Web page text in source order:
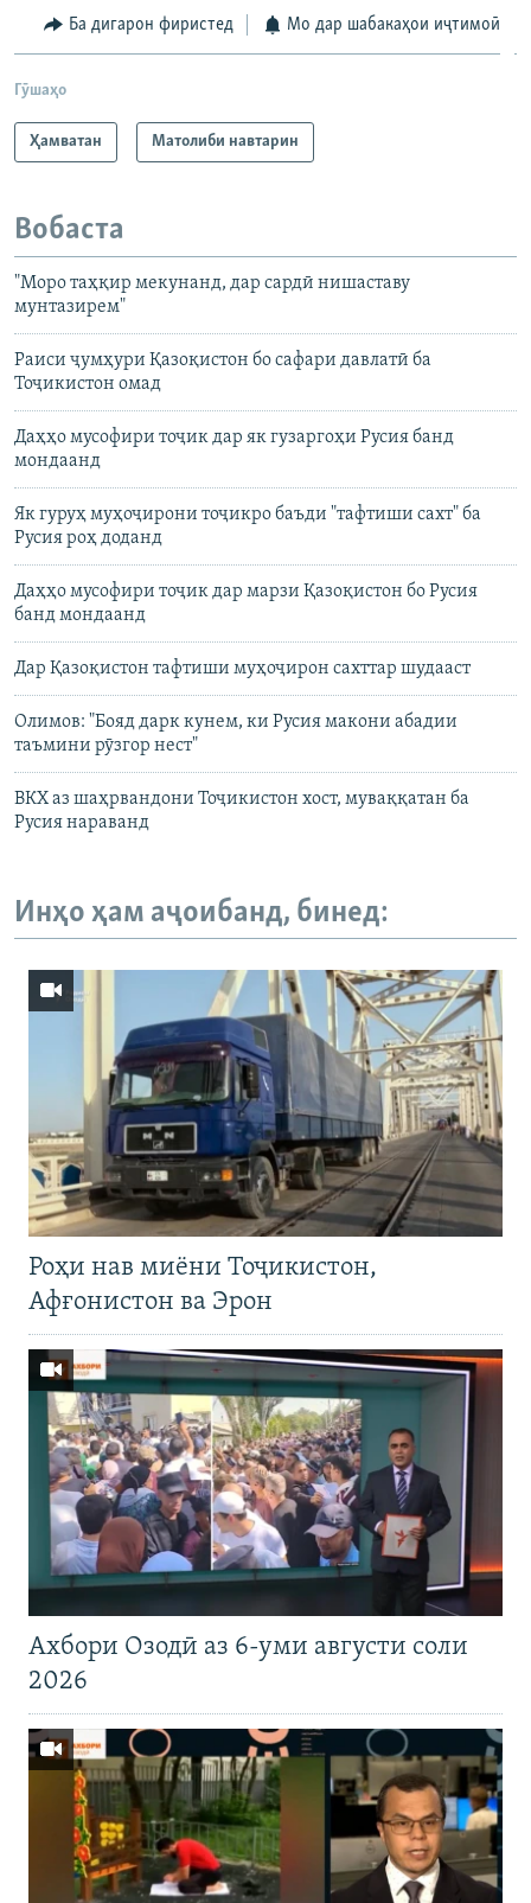
Ба дигарон фиристед Мо дар шабакаҳои иҷтимоӣ
Гӯшаҳо
Ҳамватан Матолиби навтарин
Вобаста
"Моро таҳқир мекунанд, дар сардӣ нишаставу
мунтазирем"
Раиси ҷумҳури Қазоқистон бо сафари давлатӣ ба
Тоҷикистон омад
Даҳҳо мусофири тоҷик дар як гузаргоҳи Русия банд
мондаанд
Як гуруҳ муҳоҷирони тоҷикро баъди "тафтиши сахт" ба
Русия роҳ доданд
Даҳҳо мусофири тоҷик дар марзи Қазоқистон бо Русия
банд мондаанд
Дар Қазоқистон тафтиши муҳоҷирон сахттар шудааст
Олимов: "Бояд дарк кунем, ки Русия макони абадии
таъмини рӯзгор нест"
ВКХ аз шаҳрвандони Тоҷикистон хост, муваққатан ба
Русия нараванд
Инҳо ҳам аҷоибанд, бинед:
Роҳи нав миёни Тоҷикистон,
Афғонистон ва Эрон
Ахбори Озодӣ аз 6-уми августи соли
2026